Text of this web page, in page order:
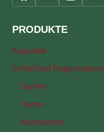
PRODUKTE
Angebote
Schlaf-und
Damen
Herren
Accessoires